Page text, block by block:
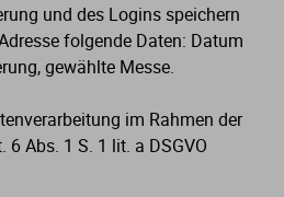
und des Logins speichern
folgende Daten: Datum
gewählte Messe.
im Rahmen der
Abs. 1 S. 1 lit. a DSGVO